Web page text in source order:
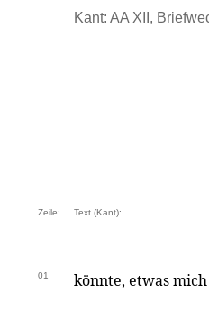
Kant: AA XII,
Zeile: Text (Kant):
01 könnte, etwas